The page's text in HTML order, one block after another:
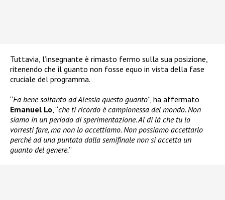
Tuttavia, l’insegnante è rimasto fermo sulla sua posizione,
ritenendo che il guanto non fosse equo in vista della fase
cruciale del programma.
“Fa bene soltanto ad Alessia questo guanto”, ha affermato
Emanuel Lo, “che ti ricordo è campionessa del mondo. Non
siamo in un periodo di sperimentazione. Al di là che tu lo
vorresti fare, ma non lo accettiamo. Non possiamo accettarlo
perché ad una puntata dalla semifinale non si accetta un
guanto del genere.”